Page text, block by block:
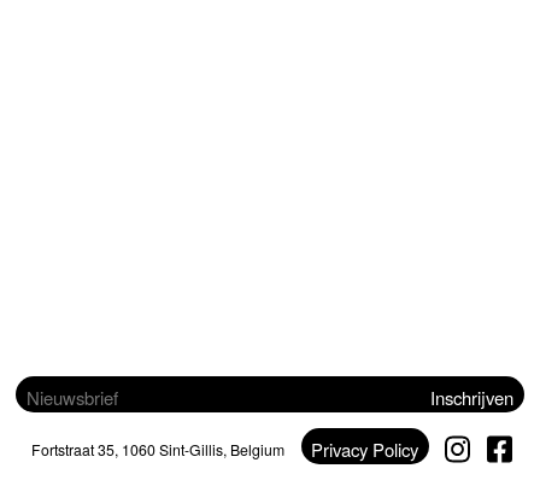
Inschrijven
Fortstraat 35, 1060 Sint-Gillis, Belgium Privacy Policy